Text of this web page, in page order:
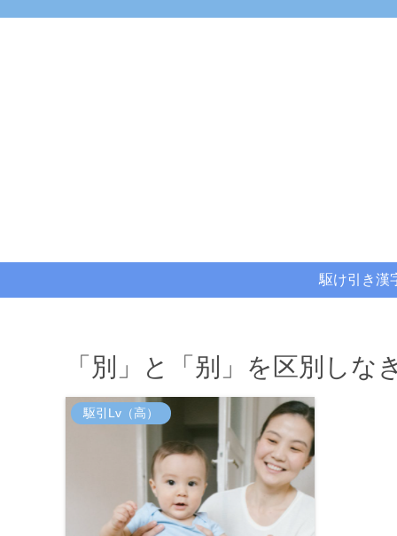
駆け引き漢
「別」と「别」を区別しな
駆引Lv（高）